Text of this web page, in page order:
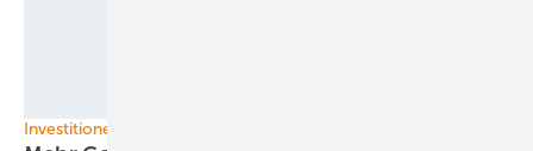
Investitionen in Erneuerbare